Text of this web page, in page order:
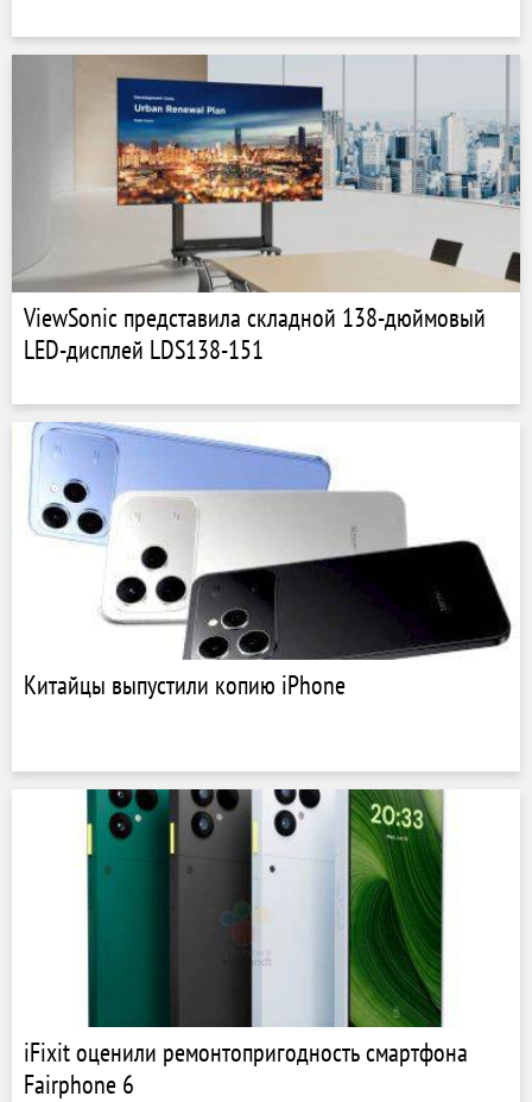
ViewSonic представила складной 138-дюймовый
LED-дисплей LDS138-151
Китайцы выпустили копию iPhone
iFixit оценили ремонтопригодность смартфона
Fairphone 6